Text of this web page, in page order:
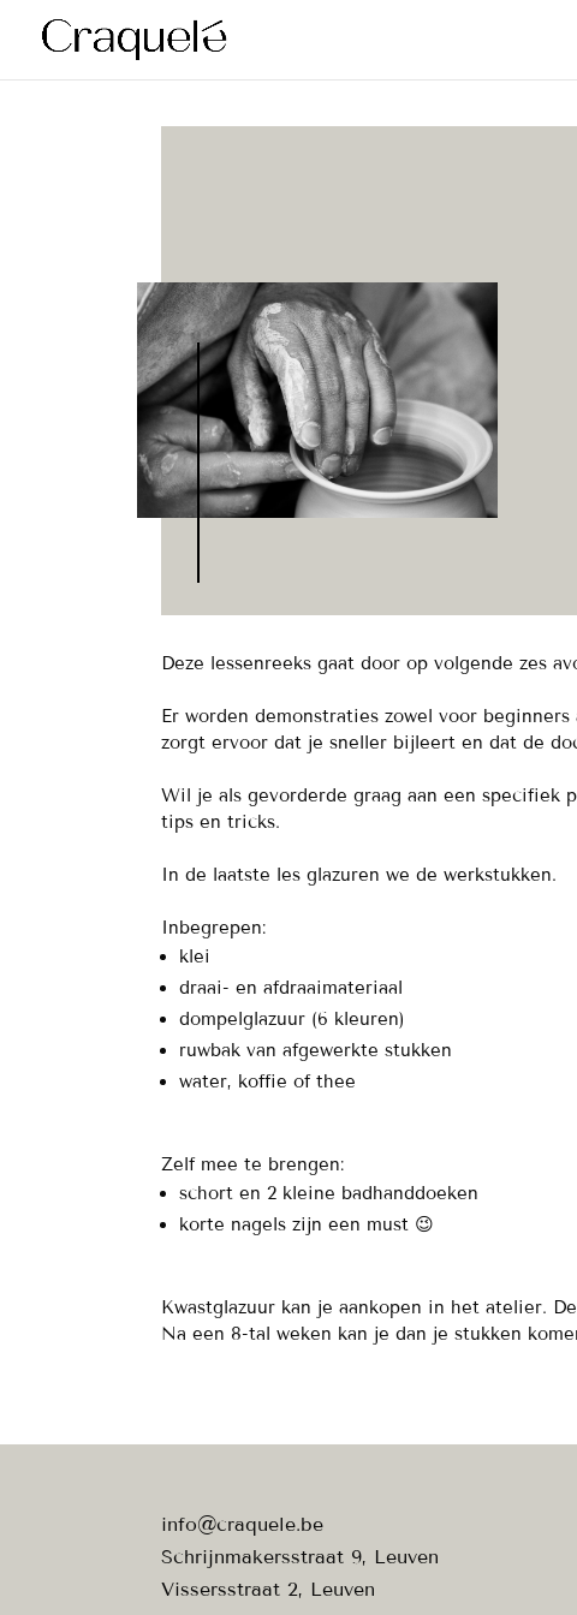
Deze lessenreeks gaat door op volgende zes
Er worden demonstraties zowel voor
zorgt ervoor dat je sneller bijleert en dat de
Wil je als gevorderde graag aan een specifiek
tips en tricks.
In de laatste les glazuren we de werkstukken.
Inbegrepen:
klei
draai- en afdraaimateriaal
dompelglazuur (6 kleuren)
ruwbak van afgewerkte stukken
water, koffie of thee
Zelf mee te brengen:
schort en 2 kleine badhanddoeken
korte nagels zijn een must 😉
Kwastglazuur kan je aankopen in het atelier.
Na een 8-tal weken kan je dan je stukken
info@craquele.be
Schrijnmakersstraat 9, Leuven
Vissersstraat 2, Leuven